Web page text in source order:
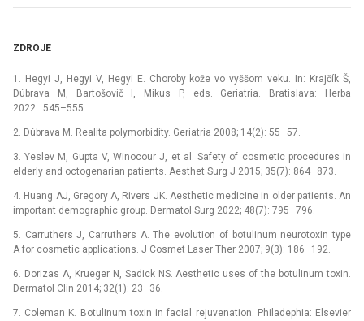
ZDROJE
1. Hegyi J, Hegyi V, Hegyi E. Choroby kože vo vyššom veku. In: Krajčík Š,
Dúbrava M, Bartošovič I, Mikus P, eds. Geriatria. Bratislava: Herba
2022 : 545–555.
2. Dúbrava M. Realita polymorbidity. Geriatria 2008; 14(2): 55–57.
3. Yeslev M, Gupta V, Winocour J, et al. Safety of cosmetic procedures in
elderly and octogenarian patients. Aesthet Surg J 2015; 35(7): 864–873.
4. Huang AJ, Gregory A, Rivers JK. Aesthetic medicine in older patients. An
important demographic group. Dermatol Surg 2022; 48(7): 795–796.
5. Carruthers J, Carruthers A. The evolution of botulinum neurotoxin type
A for cosmetic applications. J Cosmet Laser Ther 2007; 9(3): 186–192.
6. Dorizas A, Krueger N, Sadick NS. Aesthetic uses of the botulinum toxin.
Dermatol Clin 2014; 32(1): 23–36.
7. Coleman K. Botulinum toxin in facial rejuvenation. Philadephia: Elsevier